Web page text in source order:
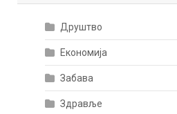
Друштво
Економија
Забава
Здравље